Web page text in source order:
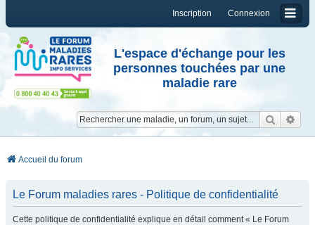
Connexion
Inscription
L'espace d'échange pour les
personnes touchées par une
maladie rare
Accueil du forum
Le Forum maladies rares - Politique de confidentialité
Cette politique de confidentialité explique en détail comment « Le Forum